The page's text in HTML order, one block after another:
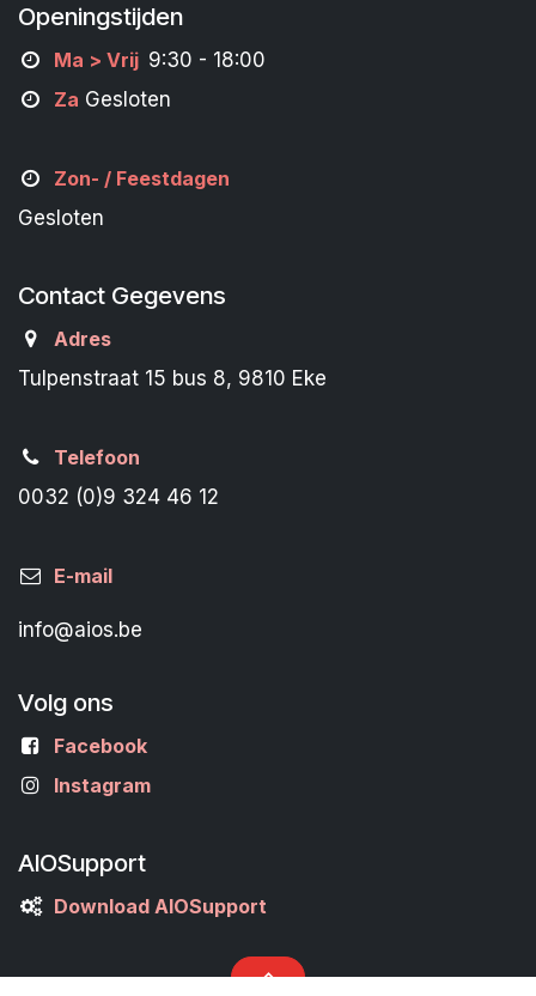
Openingstijden
Ma > Vrij 9:30 - 18:00
Za Gesloten
Zon- / Feestdagen
Gesloten
Contact Gegevens
Adres
Tulpenstraat 15 bus 8, 9810 Eke
Telefoon
0032 (0)9 324 46 12
E-mail
info@aios.be
Volg ons
Facebook
Instagram
AIOSupport
Download AIOSupport